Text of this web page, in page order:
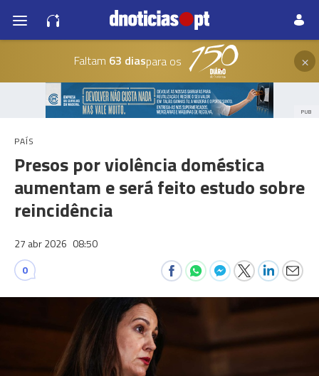
Faltam 63 diaspara os ×
PUB
PAÍS
Presos por violência doméstica
aumentam e será feito estudo sobre
reincidência
27 abr 2026 08:50
0